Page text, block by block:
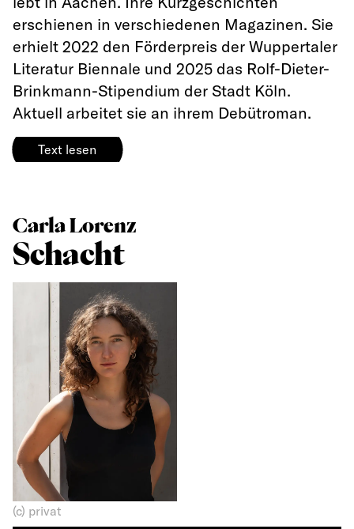
erschienen in verschiedenen Magazinen. Sie
erhielt 2022 den Förderpreis der Wuppertaler
Literatur Biennale und 2025 das Rolf-Dieter-
Brinkmann-Stipendium der Stadt Köln.
Aktuell arbeitet sie an ihrem Debütroman.
Text lesen
Carla Lorenz
Schacht
(c) privat